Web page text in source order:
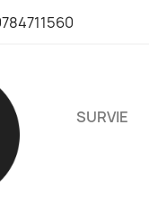
SURVIE